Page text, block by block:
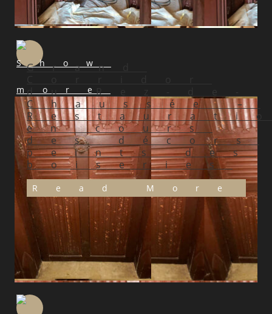
Grand
du Rez-de-
Chaussée –
en cours
des décors
peints des
boiseries
Read More